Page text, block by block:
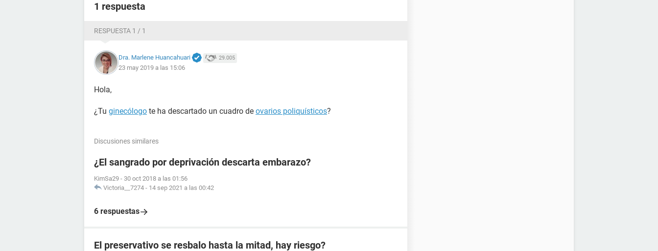
1 respuesta
RESPUESTA 1 / 1
Dra. Marlene Huancahuari 29.005
23 may 2019 a las 15:06
Hola,
¿Tu ginecólogo te ha descartado un cuadro de ovarios poliquísticos?
Discusiones similares
¿El sangrado por deprivación descarta embarazo?
KimSa29 - 30 oct 2018 a las 01:56
Victoria__7274 - 14 sep 2021 a las 00:42
6 respuestas
El preservativo se resbalo hasta la mitad, hay riesgo?